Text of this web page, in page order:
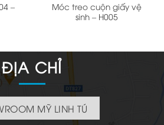
–
Móc treo cuộn giấy vệ
sinh – H005
ĐỊA CHỈ
MỸ LINH TÚ